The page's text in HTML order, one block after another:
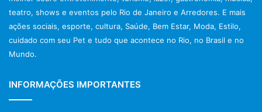
teatro, shows e eventos pelo Rio de Janeiro e Arredores. E mais
ações sociais, esporte, cultura, Saúde, Bem Estar, Moda, Estilo,
cuidado com seu Pet e tudo que acontece no Rio, no Brasil e no
Mundo.
INFORMAÇÕES IMPORTANTES